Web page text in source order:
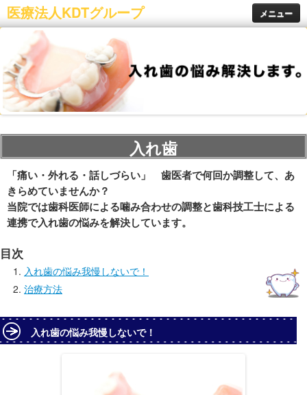
メニュー
医療法人KDTグループ
ホーム
医院紹介
医院紹介
東近江市八日市の歯医者きむら歯科
東近江市御園町の歯医者ノエル歯科
ネット予約
求人案内
治療内容
初診の方へ
入れ歯
「痛い・外れる・話しづらい」 歯医者で何回か調整して、あ
きらめていませんか？
当院では歯科医師による噛み合わせの調整と歯科技工士による
連携で入れ歯の悩みを解決しています。
目次
入れ歯の悩み我慢しないで！
治療方法
入れ歯の悩み我慢しないで！